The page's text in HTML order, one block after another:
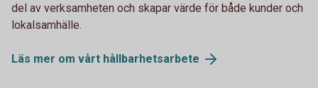
del av verksamheten och skapar värde för både kunder och
lokalsamhälle.
Läs mer om vårt hållbarhetsarbete